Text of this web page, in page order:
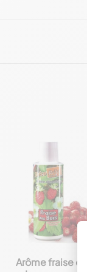
Arôme fraise